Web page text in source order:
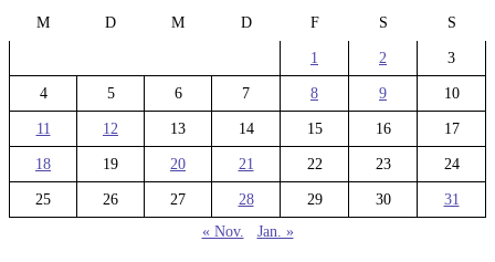
M
D M D F S S
1 2 3
4 5 6 7 8 9 10
11 12 13 14 15 16 17
18 19 20 21 22 23 24
25 26 27 28 29 30
31
« Nov.
Jan. »